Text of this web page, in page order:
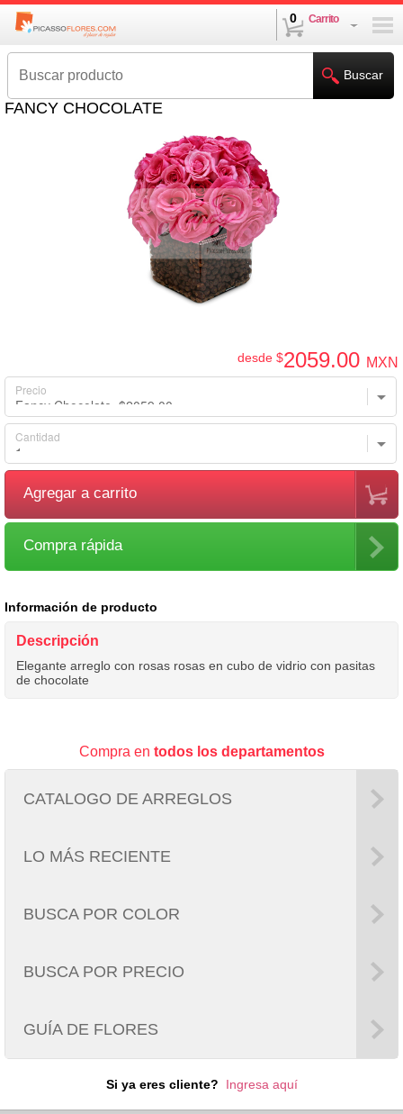
0 Carrito
Buscar
FANCY CHOCOLATE
desde $2059.00 MXN
Precio
Cantidad
Agregar a carrito
Compra rápida
Información de producto
Descripción
Elegante arreglo con rosas rosas en cubo de vidrio con pasitas
de chocolate
Compra en todos los departamentos
CATALOGO DE ARREGLOS
LO MÁS RECIENTE
BUSCA POR COLOR
BUSCA POR PRECIO
GUÍA DE FLORES
Si ya eres cliente? Ingresa aquí